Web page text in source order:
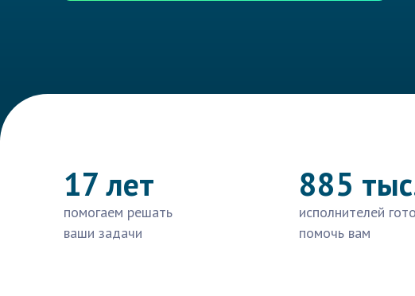
17 лет
помогаем решать
ваши задачи
885
исполнителей
помочь вам